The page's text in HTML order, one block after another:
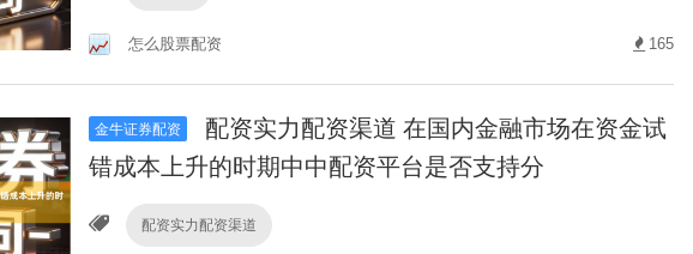
怎么股票配资 165
金牛证券配资
配资实力配资渠道 在国内金融市场在资金试
错成本上升的时期中中配资平台是否支持分
配资实力配资渠道